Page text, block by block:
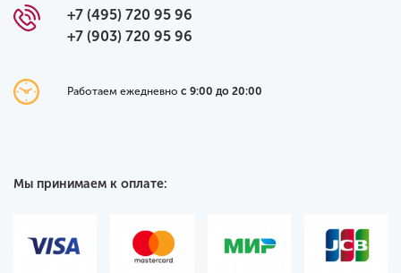
+7 (495) 720 95 96
+7 (903) 720 95 96
Работаем ежедневно с 9:00 до 20:00
Мы принимаем к оплате: